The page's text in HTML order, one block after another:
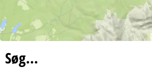
Søg…